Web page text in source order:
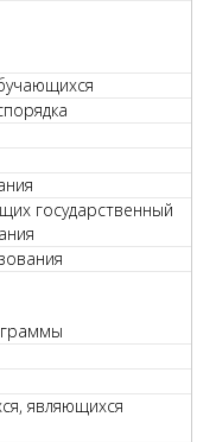
государственный
являющихся